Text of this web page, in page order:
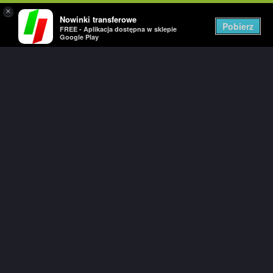
×
Nowinki transferowe
FREE - Aplikacja dostępna w sklepie
Google Play
Pobierz